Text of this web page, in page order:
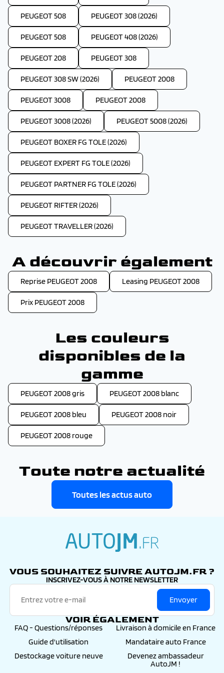
lorsqu'elles sont en mouvement, ce qui est
bénéfique pour l'environnement.
3.Primes et avantages fiscaux :de nombreux
gouvernements offrent des incitations pour
l'achat de véhicules électriques comme des
remises, des crédits d'impôt ou d'autres
4.Facilité de recharge :vous pouvez recharger
votre Peugeot E-2008 à la maison, ce qui élimine le
besoin de faire le plein d'essence.
PEUGEOT 508 PEUGEOT 308 (2026)
PEUGEOT 508 PEUGEOT 408 (2026)
PEUGEOT 208 PEUGEOT 308
PEUGEOT 308 SW (2026) PEUGEOT 2008
PEUGEOT 3008 PEUGEOT 2008
PEUGEOT 3008 (2026) PEUGEOT 5008 (2026)
PEUGEOT BOXER FG TOLE (2026)
PEUGEOT EXPERT FG TOLE (2026)
PEUGEOT PARTNER FG TOLE (2026)
PEUGEOT RIFTER (2026)
PEUGEOT TRAVELLER (2026)
A découvrir également
Reprise PEUGEOT 2008 Leasing PEUGEOT 2008
Prix PEUGEOT 2008
Les couleurs
disponibles de la
gamme
PEUGEOT 2008 gris PEUGEOT 2008 blanc
PEUGEOT 2008 bleu PEUGEOT 2008 noir
PEUGEOT 2008 rouge
Toute notre actualité
Toutes les actus auto
VOUS SOUHAITEZ SUIVRE AUTOJM.FR ?
INSCRIVEZ-VOUS À NOTRE NEWSLETTER
Envoyer
VOIR ÉGALEMENT
FAQ - Questions/réponses
Livraison à domicile en France
Guide d'utilisation
Mandataire auto France
Destockage voiture neuve
Devenez ambassadeur
AutoJM !